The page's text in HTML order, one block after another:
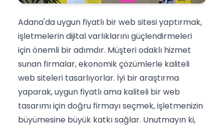
Adana'da uygun fiyatlı bir web sitesi yaptırmak,
işletmelerin dijital varlıklarını güçlendirmeleri
için önemli bir adımdır. Müşteri odaklı hizmet
sunan firmalar, ekonomik çözümlerle kaliteli
web siteleri tasarlıyorlar. İyi bir araştırma
yaparak, uygun fiyatlı ama kaliteli bir web
tasarımı için doğru firmayı seçmek, işletmenizin
büyümesine büyük katkı sağlar. Unutmayın ki,